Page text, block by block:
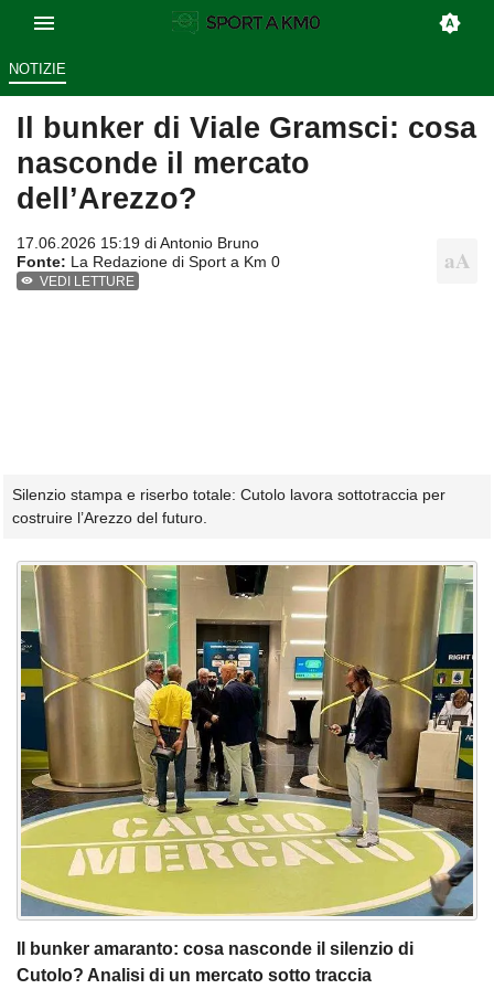
NOTIZIE
Il bunker di Viale Gramsci: cosa
nasconde il mercato
dell’Arezzo?
17.06.2026 15:19 diAntonio Bruno
Fonte: La Redazione di Sport a Km 0
VEDI LETTURE
Silenzio stampa e riserbo totale: Cutolo lavora sottotraccia per
costruire l’Arezzo del futuro.
Il bunker amaranto: cosa nasconde il silenzio di
Cutolo? Analisi di un mercato sotto traccia